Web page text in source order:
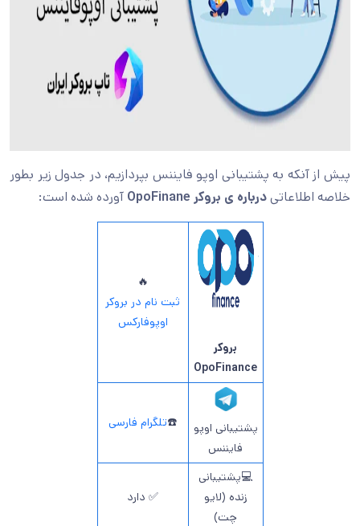
پیش از آنکه به پشتیبانی اوپو فایننس بپردازیم، در جدول زیر بطور
خلاصه اطلاعاتیدرباره ی بروکر OpoFinane آورده شده است:
بروکر
OpoFinance
🔥
ثبت نام در بروکر
اوپوفارکس
پشتیبانی اوپو
فایننس
☎️تلگرام فارسی
💻پشتیبانی
زنده (لایو
چت)
✅ دارد